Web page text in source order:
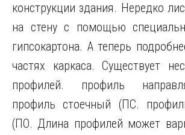
конструкции здания. Нередко
на стену с помощью
гипсокартона. А теперь
частях каркаса. Существует
профилей. профиль
профиль стоечный (ПС.
(ПО. Длина профилей может